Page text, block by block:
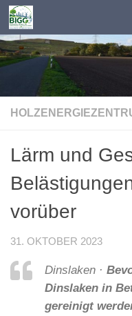
Zum Inhalt springen
Lärm und
vorüber
31. OKTOBER 2023
Dinslaken ·
Dinslaken in
gereinigt